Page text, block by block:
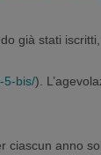
già stati iscritti,
5-bis/).
ciascun anno